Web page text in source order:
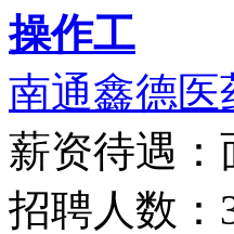
操作工
南通鑫德医
薪资待遇：
招聘人数：